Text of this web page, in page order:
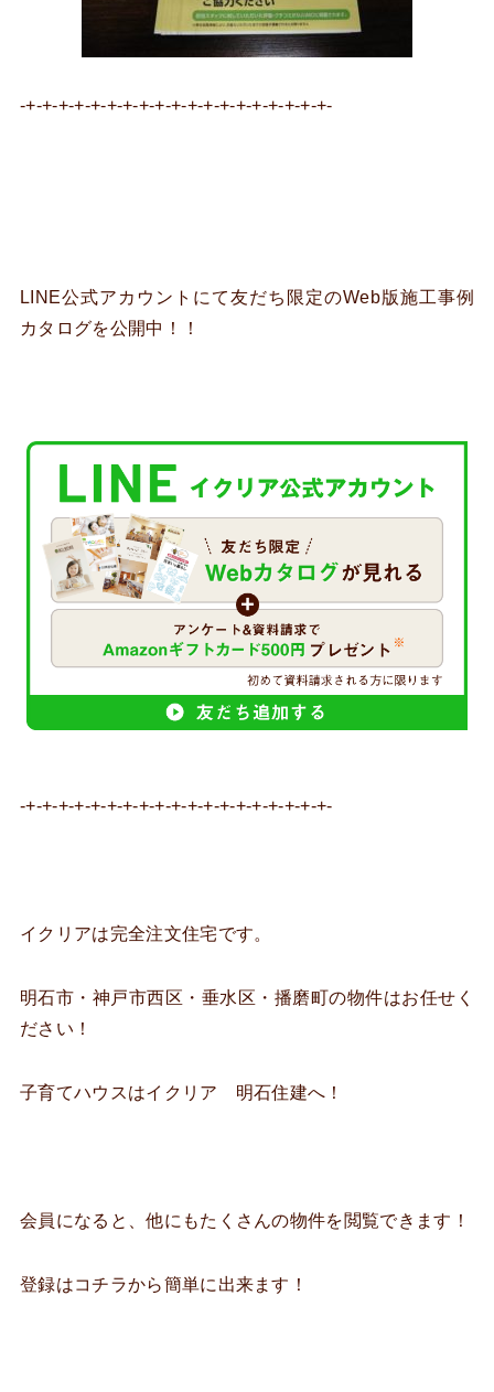
-+-+-+-+-+-+-+-+-+-+-+-+-+-+-+-+-+-+-+-
LINE公式アカウントにて友だち限定のWeb版施工事例
カタログを公開中！！
-+-+-+-+-+-+-+-+-+-+-+-+-+-+-+-+-+-+-+-
イクリアは完全注文住宅です。
明石市・神戸市西区・垂水区・播磨町の物件はお任せく
ださい！
子育てハウスはイクリア 明石住建へ！
会員になると、他にもたくさんの物件を閲覧できます！
登録はコチラから簡単に出来ます！